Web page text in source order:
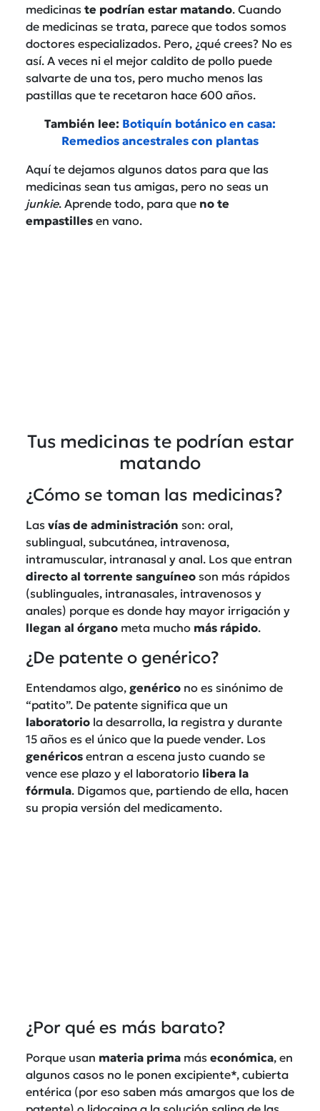
medicinas te podrían estar matando. Cuando
de medicinas se trata, parece que todos somos
doctores especializados. Pero, ¿qué crees? No es
así. A veces ni el mejor caldito de pollo puede
salvarte de una tos, pero mucho menos las
pastillas que te recetaron hace 600 años.
También lee: Botiquín botánico en casa:
Remedios ancestrales con plantas
Aquí te dejamos algunos datos para que las
medicinas sean tus amigas, pero no seas un
junkie. Aprende todo, para que no te
empastilles en vano.
Tus medicinas te podrían estar
matando
¿Cómo se toman las medicinas?
Las vías de administración son: oral,
sublingual, subcutánea, intravenosa,
intramuscular, intranasal y anal. Los que entran
directo al torrente sanguíneo son más rápidos
(sublinguales, intranasales, intravenosos y
anales) porque es donde hay mayor irrigación y
llegan al órgano meta mucho más rápido.
¿De patente o genérico?
Entendamos algo, genérico no es sinónimo de
“patito”. De patente significa que un
laboratorio la desarrolla, la registra y durante
15 años es el único que la puede vender. Los
genéricos entran a escena justo cuando se
vence ese plazo y el laboratorio libera la
fórmula. Digamos que, partiendo de ella, hacen
su propia versión del medicamento.
¿Por qué es más barato?
Porque usan materia prima más económica, en
algunos casos no le ponen excipiente*, cubierta
entérica (por eso saben más amargos que los de